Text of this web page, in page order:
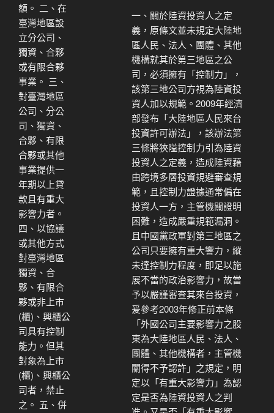
額。 二、在
臺灣地區設
立分公司、
獨資、合夥
或有限合夥
事業。 三、
對臺灣地區
公司、分公
司、獨資、
合夥、有限
合夥或其他
事業提供一
年期以上貸
款且有重大
影響力者。
四、以協議
或其他方式
對臺灣地區
獨資、合
夥、有限合
夥或非上市
(櫃)、興櫃公
司具有控制
能力。但其
對象為上市
(櫃)、興櫃公
司者，禁止
之。 五、併
一、關於陸資投資人之定
義，原條文並未規定大陸地
區人民、法人、團體、其他
機構就其於第三地區之公
司，必須擁有「控制力」，
該第三地公司方視為陸資投
資人加以規範。2009年經濟
部發布「大陸地區人民來台
投資許可辦法」，該辦法第
三條將狹隘控制力引為陸資
投資人之定義，造成陸資藉
由跨境多層投資規避審查規
範，且控制力證據通常偏在
投資人一方，主管機關證明
困難，造成嚴重規範漏洞。
且中國黨政軍對第三地區之
公司只要擁有重大響力，縱
未達控制力程度，即足以施
展不當的政治影響力，故當
予以嚴謹審查其來台投資，
爰參考2003年修正前本條
「外國公司主要影響力之股
東為大陸地區人民、法人、
團體、其他機構者，主管機
關得不予認許」之規定，明
定以「有重大影響力」為認
定是否為陸資投資人之判